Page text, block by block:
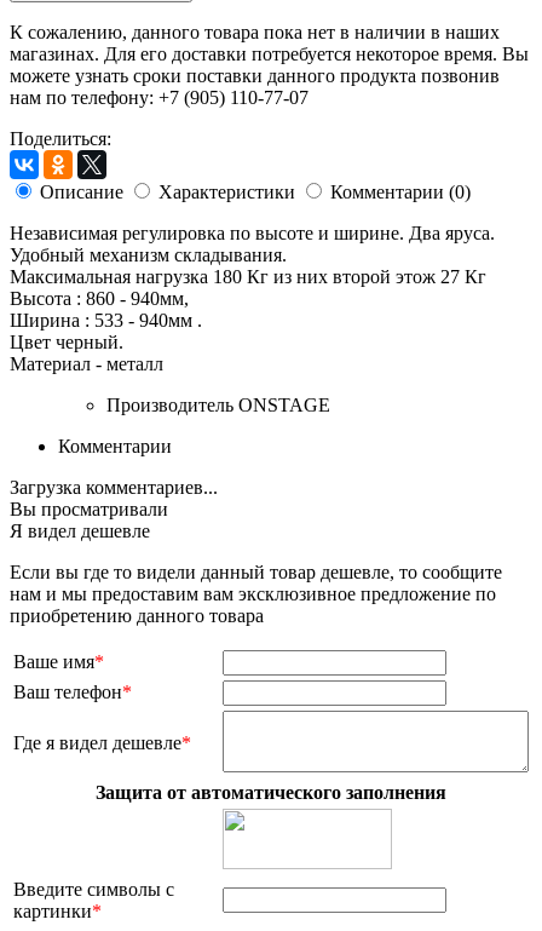
К сожалению, данного товара пока нет в наличии в наших
магазинах. Для его доставки потребуется некоторое время. Вы
можете узнать сроки поставки данного продукта позвонив
нам по телефону: +7 (905) 110-77-07
Поделиться:
Описание Характеристики
Комментарии (0)
Независимая регулировка по высоте и ширине. Два яруса.
Удобный механизм складывания.
Максимальная нагрузка 180 Кг из них второй этож 27 Кг
Высота : 860 - 940мм,
Ширина : 533 - 940мм .
Цвет черный.
Материал - металл
Производитель ONSTAGE
Комментарии
Загрузка комментариев...
Вы просматривали
Я видел дешевле
Если вы где то видели данный товар дешевле, то сообщите
нам и мы предоставим вам эксклюзивное предложение по
приобретению данного товара
Ваше имя*
Ваш телефон*
Где я видел дешевле*
Защита от автоматического заполнения
Введите символы с
картинки*